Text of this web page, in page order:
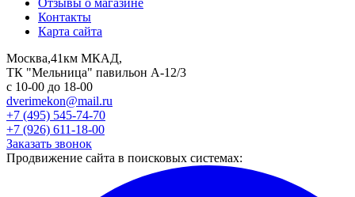
Отзывы о магазине
Контакты
Карта сайта
Москва,41км МКАД,
ТК "Мельница" павильон А-12/3
с 10-00 до 18-00
dverimekon@mail.ru
+7 (495) 545-74-70
+7 (926) 611-18-00
Заказать звонок
Продвижение сайта в поисковых системах: